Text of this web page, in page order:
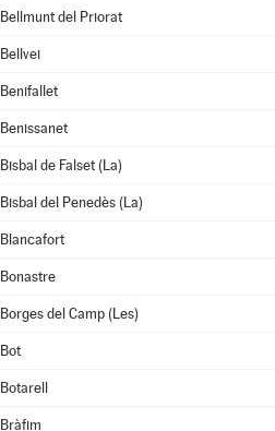
Bellmunt del Priorat
Bellvei
Benifallet
Benissanet
Bisbal de Falset (La)
Bisbal del Penedès (La)
Blancafort
Bonastre
Borges del Camp (Les)
Bot
Botarell
Bràfim